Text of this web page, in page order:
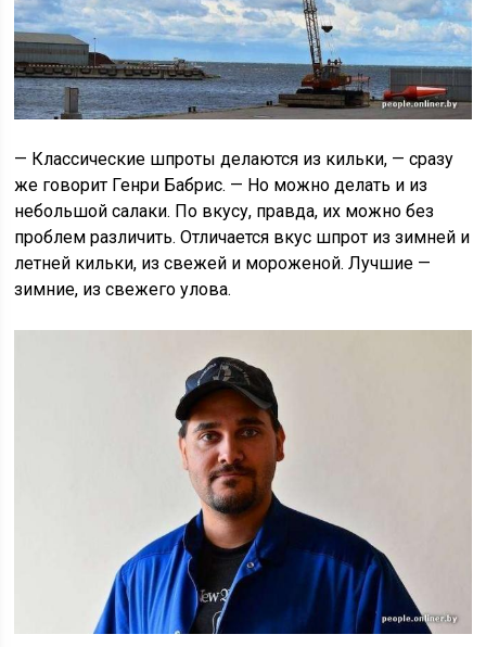
— Классические шпроты делаются из кильки, — сразу
же говорит Генри Бабрис. — Но можно делать и из
небольшой салаки. По вкусу, правда, их можно без
проблем различить. Отличается вкус шпрот из зимней и
летней кильки, из свежей и мороженой. Лучшие —
зимние, из свежего улова.